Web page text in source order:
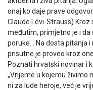
onaj ko daje prave
Claude Lévi-Strauss) Kroz
međutim, primjetno je i da
poruke… Na dosta pitanja
prisutne je proveo kroz
Poznati hrvatski novinar i
„Vrijeme u kojemu živimo
ni za lude heroje, već je